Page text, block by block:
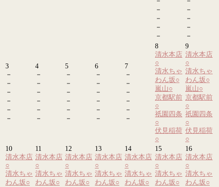
－
－
－
－
－
－
－
－
3
－
－
－
－
－
－
4
－
－
－
－
－
－
5
－
－
－
－
－
－
6
－
－
－
－
－
－
7
－
－
－
－
－
－
8
清水本店
○
清水ちゃ
わん坂○
嵐山○
京都駅前
○
祇園四条
○
伏見稲荷
○
9
清水本店
○
清水ちゃ
わん坂○
嵐山○
京都駅前
○
祇園四条
○
伏見稲荷
○
10
清水本店
○
清水ちゃ
わん坂○
11
清水本店
○
清水ちゃ
わん坂○
12
清水本店
○
清水ちゃ
わん坂○
13
清水本店
○
清水ちゃ
わん坂○
14
清水本店
○
清水ちゃ
わん坂○
15
清水本店
○
清水ちゃ
わん坂○
16
清水本店
○
清水ちゃ
わん坂○